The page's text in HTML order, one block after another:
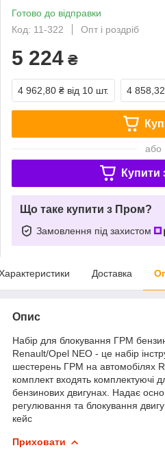
Готово до відправки
Код: 11-322
Опт і роздріб
5 224 ₴
4 962,80 ₴ від 10 шт. 4
або
Купити
Що таке купити з Пром?
Замовлення під захистом
Доставка
Опис
Набір для блокування ГРМ
Renault/Opel NEO - це набір
шестерень ГРМ на автомобілях
комплект входять комплектуючі
бензинових двигунах. Надає
регулювання та блокування
кейс
Приховати